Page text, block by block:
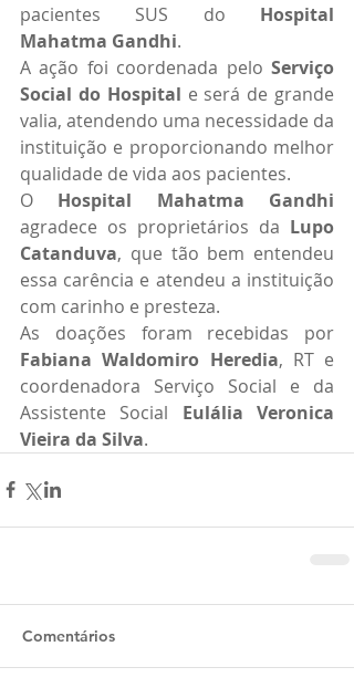
pacientes SUS do Hospital
Mahatma Gandhi.
A ação foi coordenada pelo Serviço
Social do Hospital e será de grande
valia, atendendo uma necessidade da
instituição e proporcionando melhor
qualidade de vida aos pacientes.
O Hospital Mahatma Gandhi
agradece os proprietários da Lupo
Catanduva, que tão bem entendeu
essa carência e atendeu a instituição
com carinho e presteza.
Fabiana Waldomiro Heredia, RT e
coordenadora Serviço Social e da
Assistente Social Eulália Veronica
Vieira da Silva.
Comentários